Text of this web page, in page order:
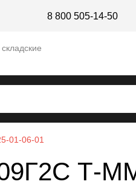
8 800 505-14-50
01-06-01
Т-